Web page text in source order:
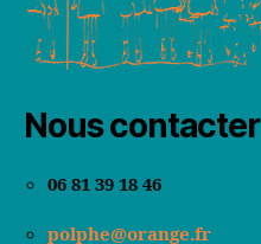
Nous contacter
06 81 39 18 46
polphe@orange.fr